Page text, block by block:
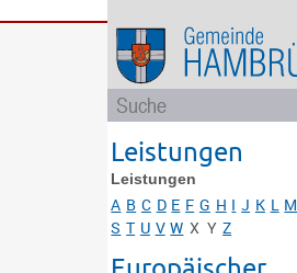
Bürgerservice
GemeindeBildung
und
Soziales
Rathaus
und
Politik
Leistungen
Leistungen
A B C D E F G H I J K L M
S T U V W X Y Z